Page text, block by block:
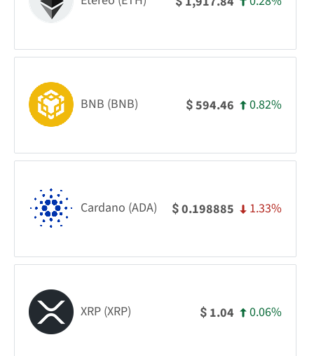
BNB (BNB) $594.46 0.82%
Cardano (ADA) $0.198885 1.33%
XRP (XRP) $ 1.04 0.06%